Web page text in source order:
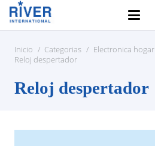
Inicio / Categorias / Electronica hogar
Reloj despertador
Reloj despertador